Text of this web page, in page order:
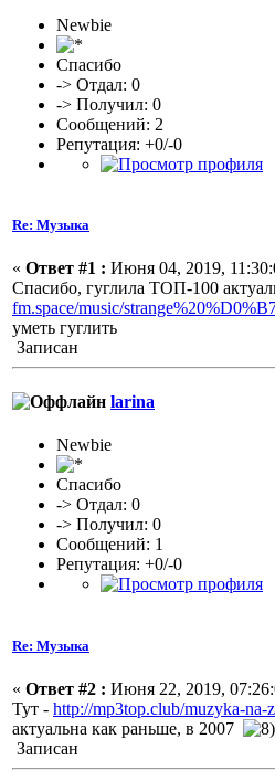
Newbie
Спасибо
-> Отдал: 0
-> Получил: 0
Сообщений: 2
Репутация: +0/-0
Re: Музыка
« Ответ #1 : Июня 04, 2019,
Спасибо, гуглила ТОП-100
fm.space/music/
уметь гуглить
Записан
larina
Newbie
Спасибо
-> Отдал: 0
-> Получил: 0
Сообщений: 1
Репутация: +0/-0
Re: Музыка
« Ответ #2 : Июня 22, 2019,
Тут - http://mp3top.club/muzyka-na-
актуальна как раньше, в 2007
Записан